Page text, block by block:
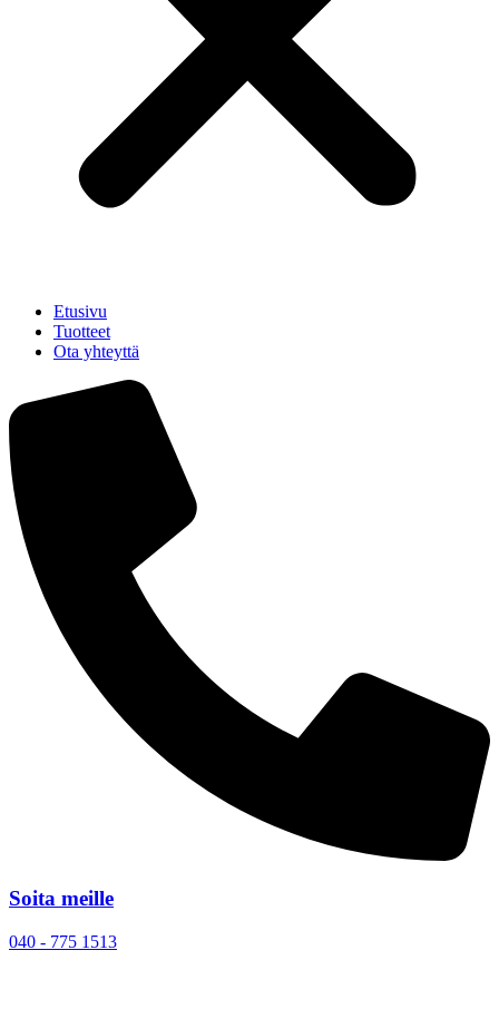
Etusivu
Tuotteet
Ota yhteyttä
Soita meille
040 - 775 1513